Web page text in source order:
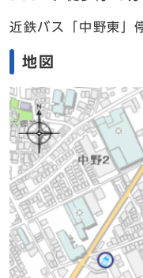
近鉄バス「中野東」
地図